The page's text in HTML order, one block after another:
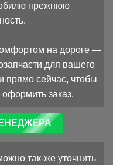
прежнюю
на дороге —
для вашего
прямо сейчас, чтобы
оформить заказ.
так-же уточнить